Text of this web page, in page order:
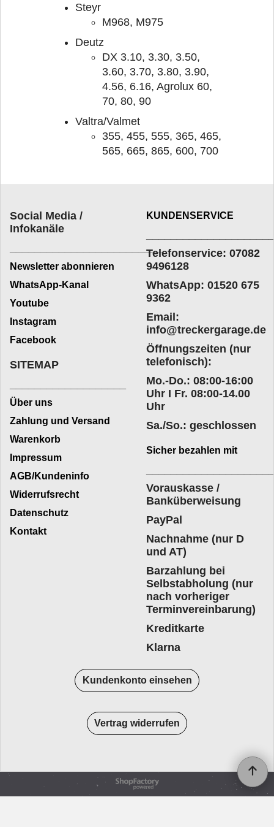
Steyr
M968, M975
Deutz
DX 3.10, 3.30, 3.50,
3.60, 3.70, 3.80, 3.90,
4.56, 6.16, Agrolux 60,
70, 80, 90
Valtra/Valmet
355, 455, 555, 365, 465,
565, 665, 865, 600, 700
Social Media /
Infokanäle
_________________________
Newsletter abonnieren
WhatsApp-Kanal
Youtube
Instagram
Facebook
KUNDENSERVICE
Telefonservice: 07082
9496128
WhatsApp: 01520 675
9362
Email:
info@treckergarage.de
Öffnungszeiten (nur
telefonisch):
Mo.-Do.: 08:00-16:00
Uhr I Fr. 08:00-14.00
Uhr
Sa./So.: geschlossen
SITEMAP
Über uns
Zahlung und Versand
Warenkorb
Impressum
AGB/Kundeninfo
Widerrufsrecht
Datenschutz
Kontakt
Sicher bezahlen mit
Vorauskasse /
Banküberweisung
PayPal
Nachnahme (nur D
und AT)
Barzahlung bei
Selbstabholung (nur
nach vorheriger
Terminvereinbarung)
Kreditkarte
Klarna
Kundenkonto einsehen
Vertrag widerrufen
WebShop erstellt mit
ShopFactory Shop